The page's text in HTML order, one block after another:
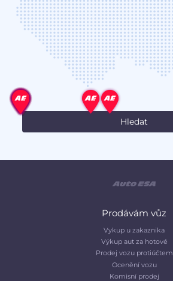
Prodávám vůz
Vykup u zakaznika
Výkup aut za hotové
Prodej vozu protiúčtem
Ocenění vozu
Komisní prodej